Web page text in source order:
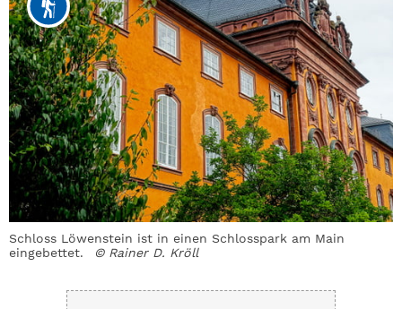
Schloss Löwenstein ist in einen Schlosspark am Main
eingebettet.
© Rainer D. Kröll